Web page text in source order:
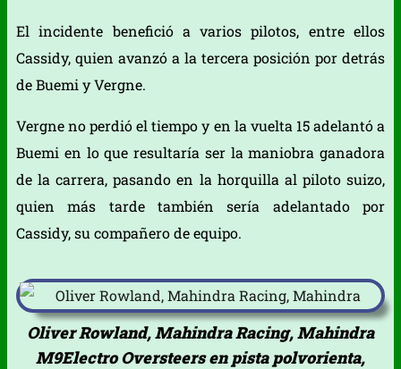
El incidente benefició a varios pilotos, entre ellos
Cassidy, quien avanzó a la tercera posición por detrás
de Buemi y Vergne.
Vergne no perdió el tiempo y en la vuelta 15 adelantó a
Buemi en lo que resultaría ser la maniobra ganadora
de la carrera, pasando en la horquilla al piloto suizo,
quien más tarde también sería adelantado por
Cassidy, su compañero de equipo.
Oliver Rowland, Mahindra Racing, Mahindra
M9Electro Oversteers en pista polvorienta,